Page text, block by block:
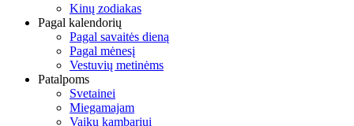
Kinų zodiakas
Pagal kalendorių
Pagal savaitės dieną
Pagal mėnesį
Vestuvių metinėms
Patalpoms
Svetainei
Miegamajam
Vaikų kambariui